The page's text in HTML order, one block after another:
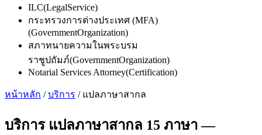
ILC(LegalService)
กระทรวงการต่างประเทศ (MFA)
(GovernmentOrganization)
สภาทนายความในพระบรม
ราชูปถัมภ์(GovernmentOrganization)
Notarial Services Attorney(Certification)
หน้าหลัก /บริการ / แปลภาษาสากล
บริการ แปลภาษาสากล 15 ภาษา—